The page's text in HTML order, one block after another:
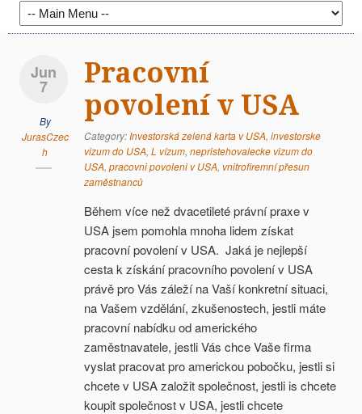
Jun
7
By
JurasCzec
h
Pracovní
povolení v USA
Category:Investorská zelená karta v USA, investorske
vizum do USA, L vízum, nepristehovalecke vizum do
USA, pracovni povoleni v USA, vnitrofiremní přesun
zaměstnanců
Během více než dvacetileté právní praxe v
USA jsem pomohla mnoha lidem získat
pracovní povolení v USA. Jaká je nejlepší
cesta k získání pracovního povolení v USA
právě pro Vás záleží na Vaší konkretní situaci,
na Vašem vzdělání, zkušenostech, jestli máte
pracovní nabídku od amerického
zaměstnavatele, jestli Vás chce Vaše firma
vyslat pracovat pro americkou pobočku, jestli si
chcete v USA založit společnost, jestli is chcete
koupit společnost v USA, jestli chcete